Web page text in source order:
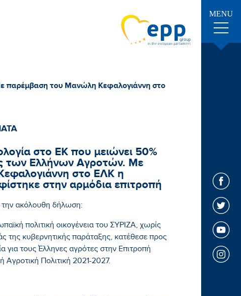
MENU
παρέμβαση του Μανώλη Κεφαλογιάννη στο
στο ΕΚ που μειώνει 50%
των Ελλήνων Αγροτών. Με
στο ΕΛΚ η
στην αρμόδια επιτροπή
ακόλουθη δήλωση:
πολιτική οικογένεια του ΣΥΡΙΖΑ, χωρίς
της κυβερνητικής παράταξης, κατέθεσε προς
για τους Έλληνες αγρότες στην Επιτροπή
Πολιτική 2021-2027.